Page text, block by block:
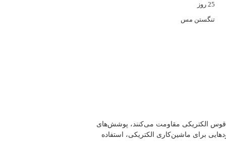
25 روز
تنگستن مس
قوس الکتریکی مقاومت می‌کنند، پوشش‌های
برای ماشین‌کاری الکتریکی، استفاده